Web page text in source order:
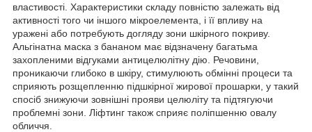
властивості. Характеристики складу повністю залежать від
активності того чи іншого мікроелемента, і її впливу на
уражені або потребують догляду зони шкірного покриву.
Альгінатна маска з бананом має відзначену багатьма
захопленими відгуками антицелюлітну дію. Речовини,
проникаючи глибоко в шкіру, стимулюють обмінні процеси та
сприяють розщепленню підшкірної жирової прошарки, у такий
спосіб знижуючи зовнішні прояви целюліту та підтягуючи
проблемні зони. Ліфтинг також сприяє поліпшенню овалу
обличчя.